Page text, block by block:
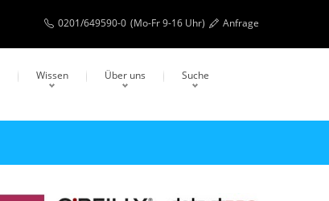
0201/649590-0 (Mo-Fr 9-16 Uhr) Anfrage
Wissen Über uns Suche